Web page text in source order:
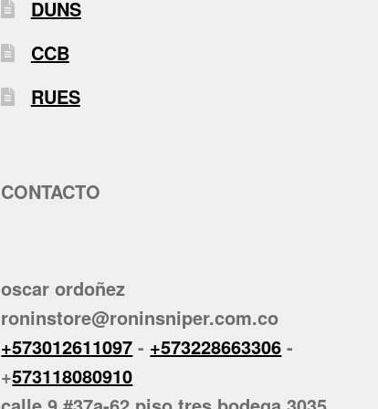
DUNS
CCB
RUES
CONTACTO
oscar ordoñez
roninstore@roninsniper.com.co
+573012611097 - +573228663306 -
+573118080910